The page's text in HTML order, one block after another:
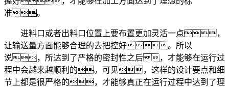
准。
进料口或者出料口位置上要布置更加灵活一点，
让输送量方面能够合理的去把控好。所以
说，所达到了严格的密封性之后，才能够在运行过
程中会越来越顺利的。可见，这样的设计要点和细
节上都是很严格的，才能够真正在运行过程中达到了理